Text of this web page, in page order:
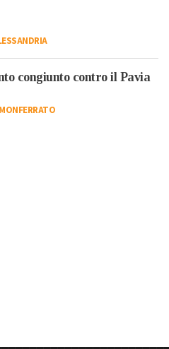
congiunto contro il Pavia